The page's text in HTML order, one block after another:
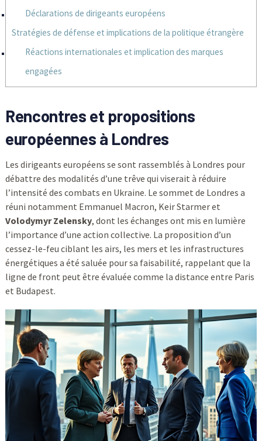
Déclarations de dirigeants européens
Stratégies de défense et implications de la politique étrangère
Réactions internationales et implication des marques
engagées
Rencontres et propositions
européennes à Londres
Les dirigeants européens se sont rassemblés à Londres pour
débattre des modalités d’une trêve qui viserait à réduire
l’intensité des combats en Ukraine. Le sommet de Londres a
réuni notamment Emmanuel Macron, Keir Starmer et
Volodymyr Zelensky, dont les échanges ont mis en lumière
l’importance d’une action collective. La proposition d’un
cessez-le-feu ciblant les airs, les mers et les infrastructures
énergétiques a été saluée pour sa faisabilité, rappelant que la
ligne de front peut être évaluée comme la distance entre Paris
et Budapest.